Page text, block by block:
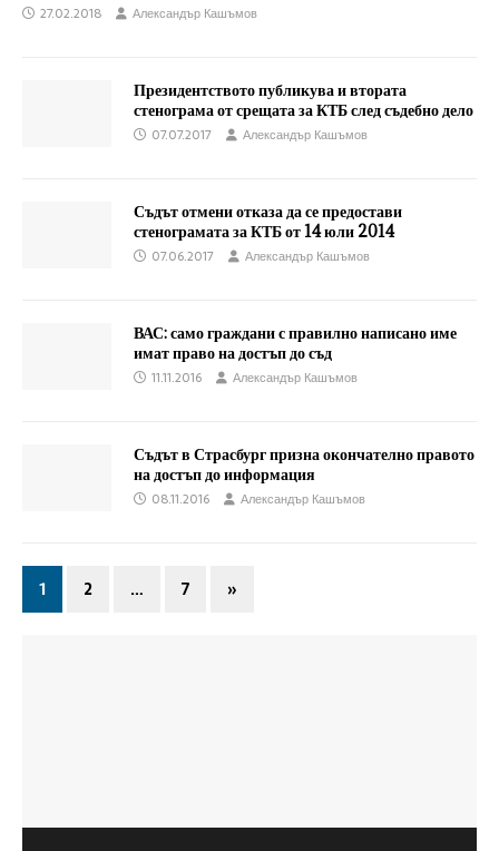
27.02.2018 Александър Кашъмов
Президентството публикува и втората
стенограма от срещата за КТБ след съдебно дело
07.07.2017 Александър Кашъмов
Съдът отмени отказа да се предостави
стенограмата за КТБ от 14 юли 2014
07.06.2017 Александър Кашъмов
ВАС: само граждани с правилно написано име
имат право на достъп до съд
11.11.2016 Александър Кашъмов
Съдът в Страсбург призна окончателно правото
на достъп до информация
08.11.2016 Александър Кашъмов
1 2 … 7 »